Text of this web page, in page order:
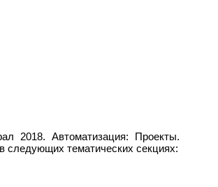
2018. Автоматизация: Проекты.
следующих тематических секциях: